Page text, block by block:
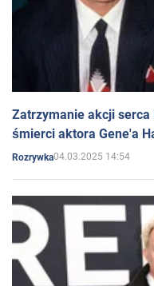
Zatrzymanie akcji serca
śmierci aktora Gene'a
Rozrywka04.03.2025 14:54